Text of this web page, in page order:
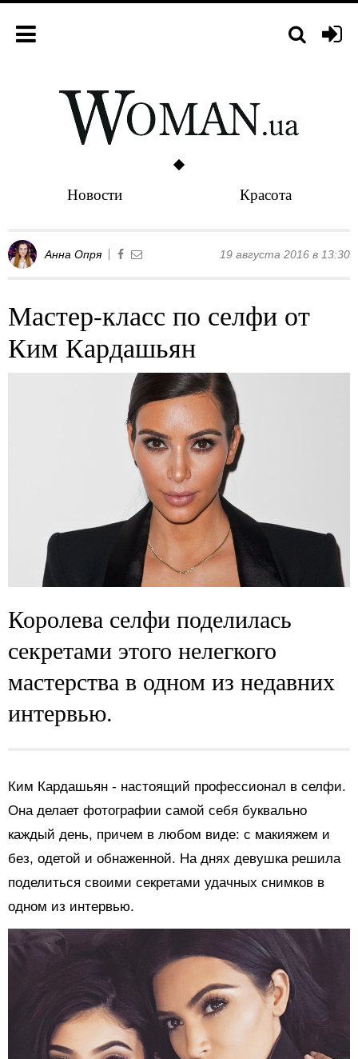
Новости Красота
Анна Опря 19 августа 2016 в 13:30
Мастер-класс по селфи от
Ким Кардашьян
Королева селфи поделилась
секретами этого нелегкого
мастерства в одном из недавних
интервью.
Ким Кардашьян - настоящий профессионал в селфи.
Она делает фотографии самой себя буквально
каждый день, причем в любом виде: с макияжем и
без, одетой и обнаженной. На днях девушка решила
поделиться своими секретами удачных снимков в
одном из интервью.